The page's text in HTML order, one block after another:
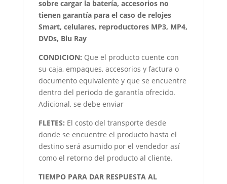
sobre cargar la batería, accesorios no
tienen garantía para el caso de relojes
Smart, celulares, reproductores MP3, MP4,
DVDs, Blu Ray
CONDICION: Que el producto cuente con
su caja, empaques, accesorios y factura o
documento equivalente y que se encuentre
dentro del periodo de garantía ofrecido.
Adicional, se debe enviar
FLETES: El costo del transporte desde
donde se encuentre el producto hasta el
destino será asumido por el vendedor así
como el retorno del producto al cliente.
TIEMPO PARA DAR RESPUESTA AL